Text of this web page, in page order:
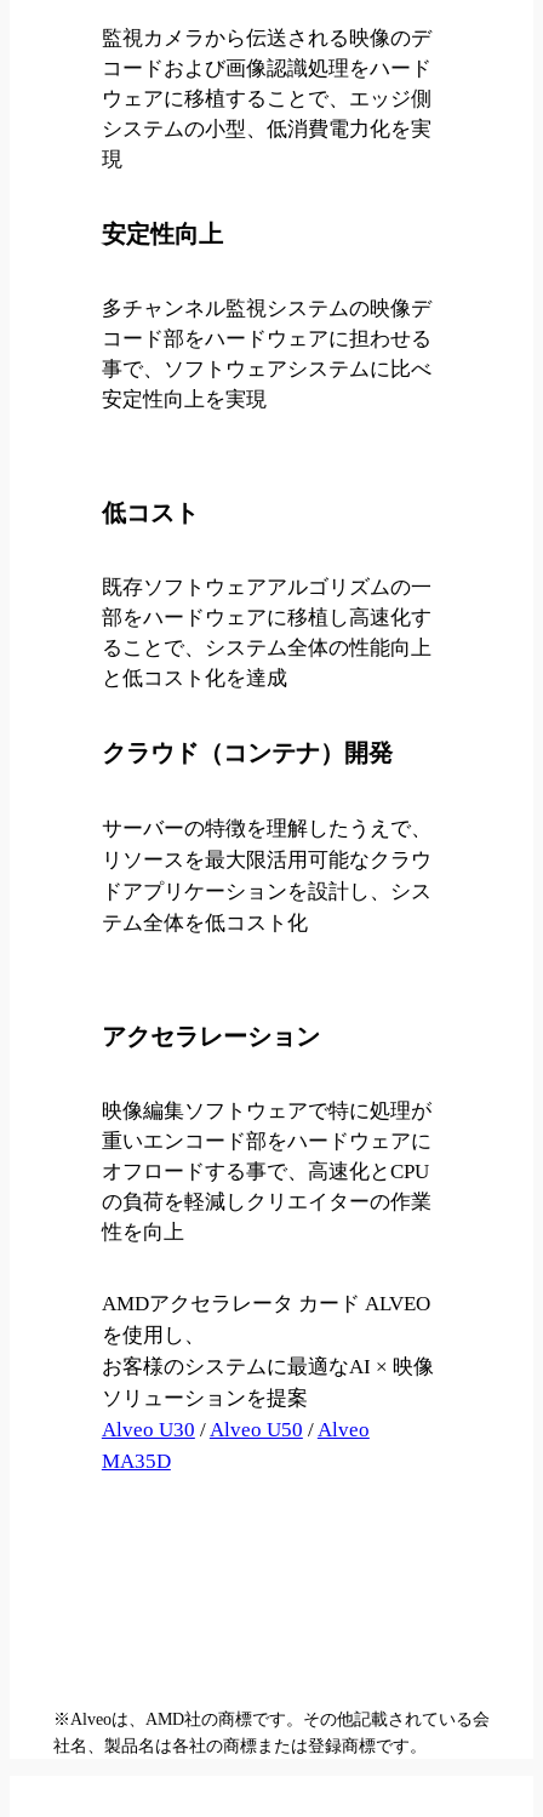
監視カメラから伝送される映像のデ
コードおよび画像認識処理をハード
ウェアに移植することで、エッジ側
システムの小型、低消費電力化を実
現
安定性向上
多チャンネル監視システムの映像デ
コード部をハードウェアに担わせる
事で、ソフトウェアシステムに比べ
安定性向上を実現
低コスト
既存ソフトウェアアルゴリズムの一
部をハードウェアに移植し高速化す
ることで、システム全体の性能向上
と低コスト化を達成
クラウド（コンテナ）開発
サーバーの特徴を理解したうえで、
リソースを最大限活用可能なクラウ
ドアプリケーションを設計し、シス
テム全体を低コスト化
アクセラレーション
映像編集ソフトウェアで特に処理が
重いエンコード部をハードウェアに
オフロードする事で、高速化とCPU
の負荷を軽減しクリエイターの作業
性を向上
AMDアクセラレータ カード ALVEO
を使用し、
お客様のシステムに最適なAI × 映像
ソリューションを提案
Alveo U30 /Alveo U50 /Alveo
MA35D
※Alveoは、AMD社の商標です。その他記載されている会
社名、製品名は各社の商標または登録商標です。